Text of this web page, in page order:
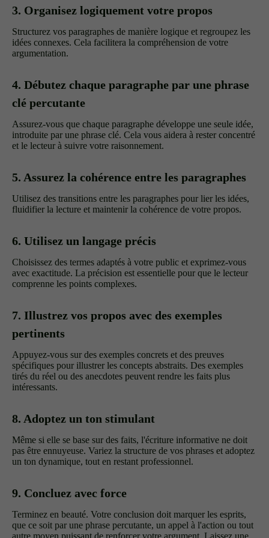
3. Organisez logiquement votre propos
Structurez vos paragraphes de manière logique et regroupez les
idées connexes. Cela facilitera la compréhension de votre
argumentation.
4. Débutez chaque paragraphe par une phrase
clé percutante
Assurez-vous que chaque paragraphe développe une seule idée,
introduite par une phrase clé. Cela vous aidera à rester concentré
et le lecteur à suivre votre raisonnement.
5. Assurez la cohérence entre les paragraphes
Utilisez des transitions entre les paragraphes pour lier les idées,
fluidifier la lecture et maintenir la cohérence de votre propos.
6. Utilisez un langage précis
Choisissez des termes adaptés à votre public et exprimez-vous
avec exactitude. La précision est essentielle pour que le lecteur
comprenne les points complexes.
7. Illustrez vos propos avec des exemples
pertinents
Appuyez-vous sur des exemples concrets et des preuves
spécifiques pour illustrer les concepts abstraits. Des exemples
tirés du réel ou des anecdotes peuvent rendre les faits plus
intéressants.
8. Adoptez un ton stimulant
Même si elle se base sur des faits, l'écriture informative ne doit
pas être ennuyeuse. Variez la structure de vos phrases et adoptez
un ton dynamique, tout en restant professionnel.
9. Concluez avec force
Terminez en beauté. Votre conclusion doit marquer les esprits,
que ce soit par une phrase percutante, un appel à l'action ou tout
autre moyen puissant de renforcer votre argument. Laissez une